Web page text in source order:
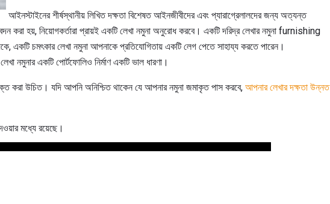
আইনস্টাইনের শীর্ষস্থানীয় লিখিত দক্ষতা বিশেষত আইনজীবীদের এবং প্যারাগ্রেলালদের জন্য অত্যন্ত
হয়, নিয়োগকর্তারা প্রায়ই একটি লেখা নমুনা অনুরোধ করবে। একটি দরিদ্র লেখার নমুনা furnishing
চমৎকার লেখা নমুনা আপনাকে প্রতিযোগিতায় একটি লেগ পেতে সাহায্য করতে পারেন।
নমুনার একটি পোর্টফোলিও নির্মাণ একটি ভাল ধারণা।
করা উচিত। যদি আপনি অনিশ্চিত থাকেন যে আপনার নমুনা জমাকৃত পাস করবে, আপনার লেখার দক্ষতা উন্নত
মধ্যে রয়েছে।